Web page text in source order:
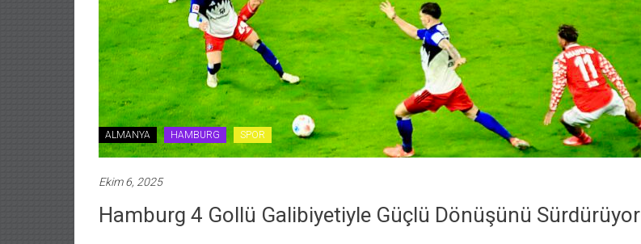
ALMANYA HAMBURG SPOR
Ekim 6, 2025
Hamburg 4 Gollü Galibiyetiyle Güçlü Dönüşünü Sürdürüyor